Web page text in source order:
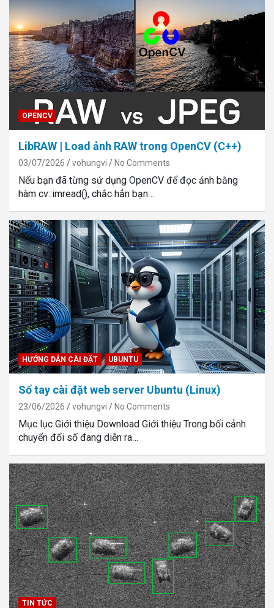
OPENCV
LibRAW | Load ảnh RAW trong OpenCV (C++)
03/07/2026 vohungvi No Comments
Nếu bạn đã từng sử dụng OpenCV để đọc ảnh bằng
hàm cv::imread(), chắc hẳn bạn…
HƯỚNG DẪN CÀI ĐẶT UBUNTU
Sổ tay cài đặt web server Ubuntu (Linux)
23/06/2026 vohungvi No Comments
Mục lục Giới thiệu Download Giới thiệu Trong bối cảnh
chuyển đổi số đang diễn ra…
TIN TỨC